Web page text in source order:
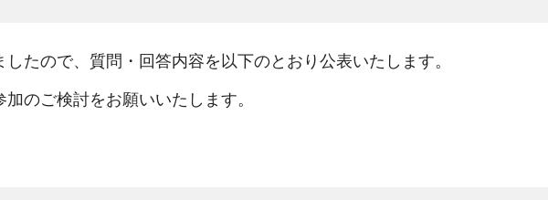
たので、質問・回答内容を以下のとおり公表いたします。
のご検討をお願いいたします。